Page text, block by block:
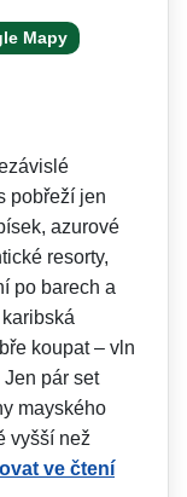
Mapy
pobřeží jen
azurové
resorty,
po barech a
koupat – vln
pár set
mayského
vyšší než
ve čtení